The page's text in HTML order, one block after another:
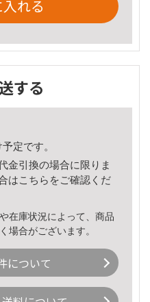
れる
する
定です。
金引換の場合に限りま
はこちら をご確認くだ
在庫状況によって、商品
場合がございます。
について